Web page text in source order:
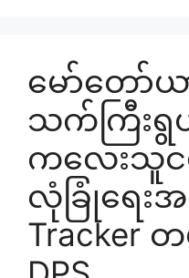
မော်တော်ယာ
သက်ကြီး
ကလေးသူင
လုံခြုံရေး
Tracker